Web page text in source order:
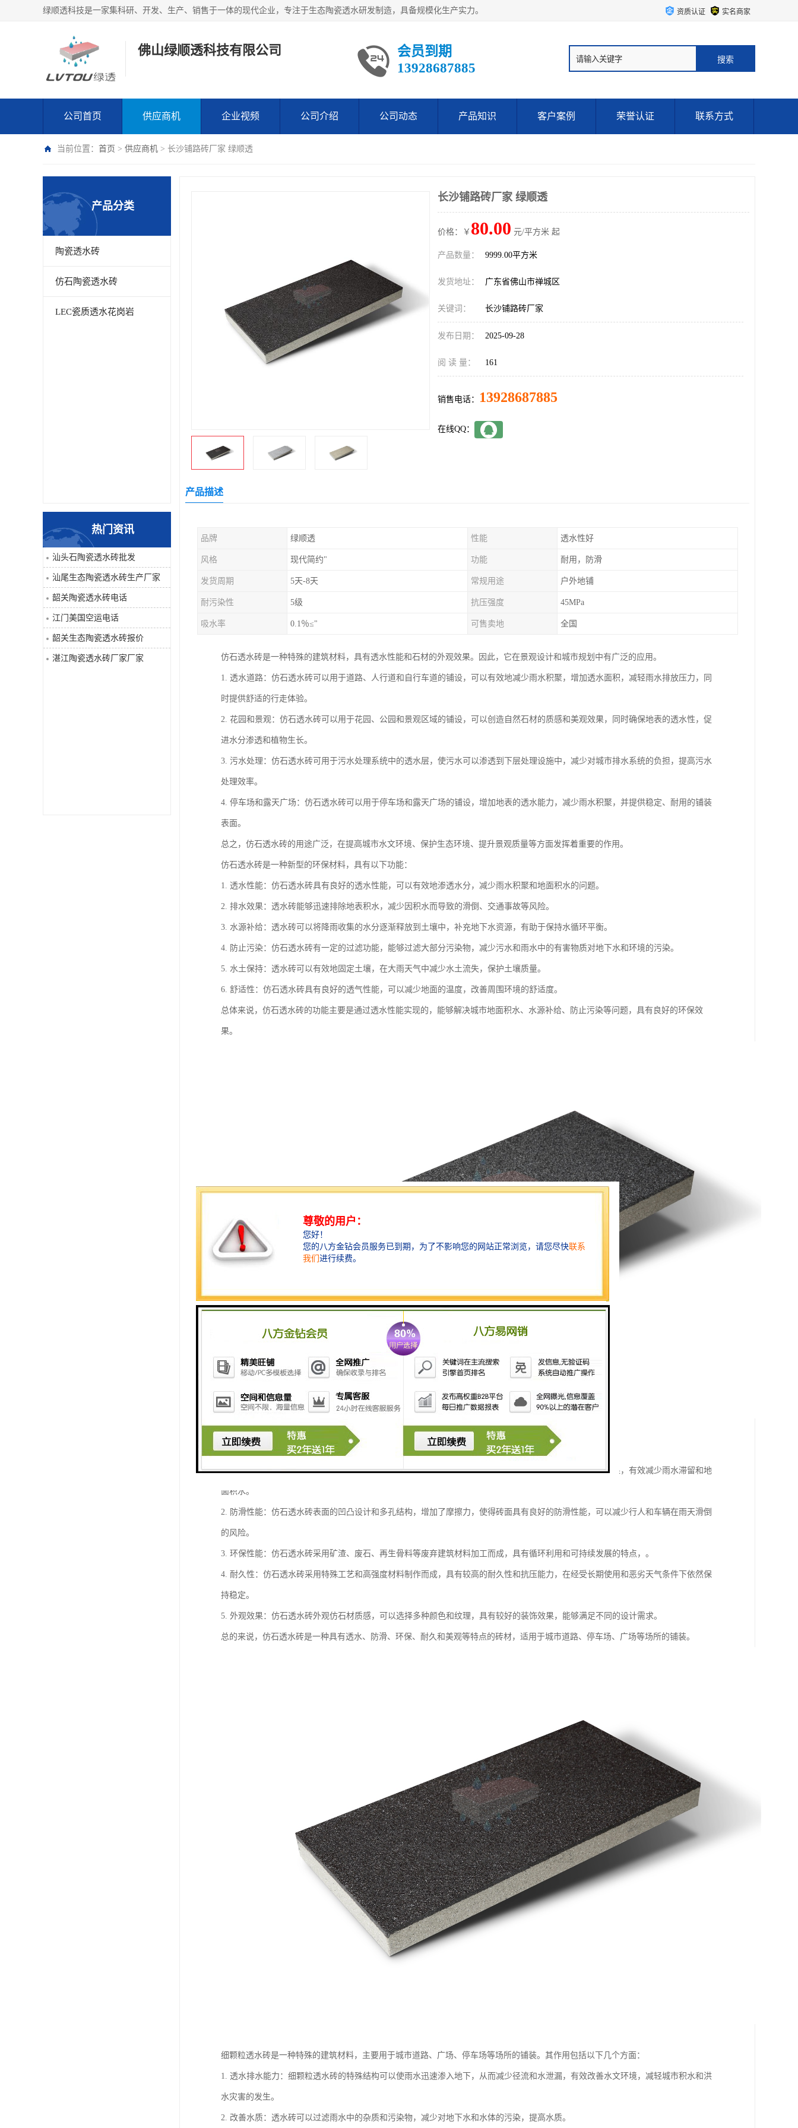
绿顺透科技是一家集科研、开发、生产、销售于一体的现代企业，专注于生态陶瓷透水研发制造，具备规模化生产实力。 资质认证 实名商家
佛山绿顺透科技有限公司
会员到期
13928687885
公司首页 供应商机 企业视频 公司介绍 公司动态 产品知识 客户案例 荣誉认证 联系方式
当前位置： 首页 > 供应商机 > 长沙铺路砖厂家 绿顺透
产品分类
陶瓷透水砖
仿石陶瓷透水砖
LEC瓷质透水花岗岩
热门资讯
汕头石陶瓷透水砖批发
汕尾生态陶瓷透水砖生产厂家
韶关陶瓷透水砖电话
江门美国空运电话
韶关生态陶瓷透水砖报价
湛江陶瓷透水砖厂家厂家
长沙铺路砖厂家 绿顺透
价格：￥ 80.00 元/平方米 起
产品数量： 9999.00平方米
发货地址： 广东省佛山市禅城区
关键词： 长沙铺路砖厂家
发布日期： 2025-09-28
阅 读 量： 161
销售电话： 13928687885
在线QQ：
产品描述
品牌 绿顺透 性能 透水性好
风格 现代简约" 功能 耐用，防滑
发货周期 5天-8天 常规用途 户外地铺
耐污染性 5级 抗压强度 45MPa
吸水率 0.1％≤" 可售卖地 全国
仿石透水砖是一种特殊的建筑材料，具有透水性能和石材的外观效果。因此，它在景观设计和城市规划中有广泛的应用。
1. 透水道路：仿石透水砖可以用于道路、人行道和自行车道的铺设，可以有效地减少雨水积聚，增加透水面积，减轻雨水排放压力，同
时提供舒适的行走体验。
2. 花园和景观：仿石透水砖可以用于花园、公园和景观区域的铺设，可以创造自然石材的质感和美观效果，同时确保地表的透水性，促
进水分渗透和植物生长。
3. 污水处理：仿石透水砖可用于污水处理系统中的透水层，使污水可以渗透到下层处理设施中，减少对城市排水系统的负担，提高污水
处理效率。
4. 停车场和露天广场：仿石透水砖可以用于停车场和露天广场的铺设，增加地表的透水能力，减少雨水积聚，并提供稳定、耐用的铺装
表面。
总之，仿石透水砖的用途广泛，在提高城市水文环境、保护生态环境、提升景观质量等方面发挥着重要的作用。
仿石透水砖是一种新型的环保材料，具有以下功能：
1. 透水性能：仿石透水砖具有良好的透水性能，可以有效地渗透水分，减少雨水积聚和地面积水的问题。
2. 排水效果：透水砖能够迅速排除地表积水，减少因积水而导致的滑倒、交通事故等风险。
3. 水源补给：透水砖可以将降雨收集的水分逐渐释放到土壤中，补充地下水资源，有助于保持水循环平衡。
4. 防止污染：仿石透水砖有一定的过滤功能，能够过滤大部分污染物，减少污水和雨水中的有害物质对地下水和环境的污染。
5. 水土保持：透水砖可以有效地固定土壤，在大雨天气中减少水土流失，保护土壤质量。
6. 舒适性：仿石透水砖具有良好的透气性能，可以减少地面的温度，改善周围环境的舒适度。
总体来说，仿石透水砖的功能主要是通过透水性能实现的，能够解决城市地面积水、水源补给、防止污染等问题，具有良好的环保效
果。
仿石透水砖是一种具有透水功能的砖材，其特点包括：
1. 透水性能：仿石透水砖的表面设计为多孔结构，可以通过透水孔使水分迅速渗透并排水，达到透水排水效果，有效减少雨水滞留和地
面积水。
2. 防滑性能：仿石透水砖表面的凹凸设计和多孔结构，增加了摩擦力，使得砖面具有良好的防滑性能，可以减少行人和车辆在雨天滑倒
的风险。
3. 环保性能：仿石透水砖采用矿渣、废石、再生骨料等废弃建筑材料加工而成，具有循环利用和可持续发展的特点，。
4. 耐久性：仿石透水砖采用特殊工艺和高强度材料制作而成，具有较高的耐久性和抗压能力，在经受长期使用和恶劣天气条件下依然保
持稳定。
5. 外观效果：仿石透水砖外观仿石材质感，可以选择多种颜色和纹理，具有较好的装饰效果，能够满足不同的设计需求。
总的来说，仿石透水砖是一种具有透水、防滑、环保、耐久和美观等特点的砖材，适用于城市道路、停车场、广场等场所的铺装。
细颗粒透水砖是一种特殊的建筑材料，主要用于城市道路、广场、停车场等场所的铺装。其作用包括以下几个方面：
1. 透水排水能力：细颗粒透水砖的特殊结构可以使雨水迅速渗入地下，从而减少径流和水泄漏，有效改善水文环境，减轻城市积水和洪
水灾害的发生。
2. 改善水质：透水砖可以过滤雨水中的杂质和污染物，减少对地下水和水体的污染，提高水质。